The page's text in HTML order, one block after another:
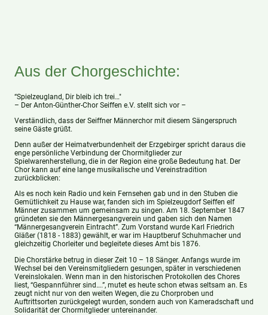
Aus der Chorgeschichte:
“Spielzeugland, Dir bleib ich trei…"
– Der Anton-Günther-Chor Seiffen e.V. stellt sich vor –
Verständlich, dass der Seiffner Männerchor mit diesem Sängerspruch
seine Gäste grüßt.
Denn außer der Heimatverbundenheit der Erzgebirger spricht daraus die
enge persönliche Verbindung der Chormitglieder zur
Spielwarenherstellung, die in der Region eine große Bedeutung hat. Der
Chor kann auf eine lange musikalische und Vereinstradition
zurückblicken:
Als es noch kein Radio und kein Fernsehen gab und in den Stuben die
Gemütlichkeit zu Hause war, fanden sich im Spielzeugdorf Seiffen elf
Männer zusammen um gemeinsam zu singen. Am 18. September 1847
gründeten sie den Männergesangverein und gaben sich den Namen
“Männergesangverein Eintracht”. Zum Vorstand wurde Karl Friedrich
Gläßer (1818 - 1883) gewählt, er war im Hauptberuf Schuhmacher und
gleichzeitig Chorleiter und begleitete dieses Amt bis 1876.
Die Chorstärke betrug in dieser Zeit 10 – 18 Sänger. Anfangs wurde im
Wechsel bei den Vereinsmitgliedern gesungen, später in verschiedenen
Vereinslokalen. Wenn man in den historischen Protokollen des Chores
liest, “Gespannführer sind….”, mutet es heute schon etwas seltsam an. Es
zeugt nicht nur von den weiten Wegen, die zu Chorproben und
Auftrittsorten zurückgelegt wurden, sondern auch von Kameradschaft und
Solidarität der Chormitglieder untereinander.